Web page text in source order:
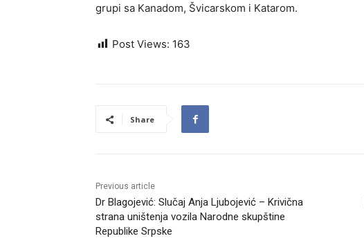
grupi sa Kanadom, Švicarskom i Katarom.
Post Views: 163
Share
Previous article
Dr Blagojević: Slučaj Anja Ljubojević – Krivična
strana uništenja vozila Narodne skupštine
Republike Srpske